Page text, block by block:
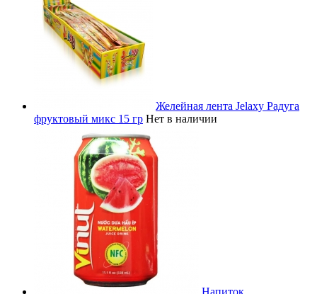
Желейная лента Jelaxy Радуга
фруктовый микс 15 гр Нет в наличии
Напиток